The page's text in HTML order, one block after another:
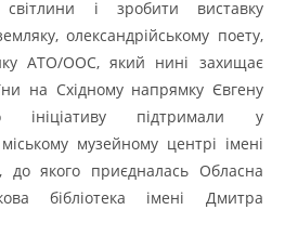
світлини і зробити виставку
олександрійському поету,
АТО/ООС, який нині захищає
на Східному напрямку Євгену
ініціативу підтримали у
музейному центрі імені
до якого приєдналась Обласна
бібліотека імені Дмитра